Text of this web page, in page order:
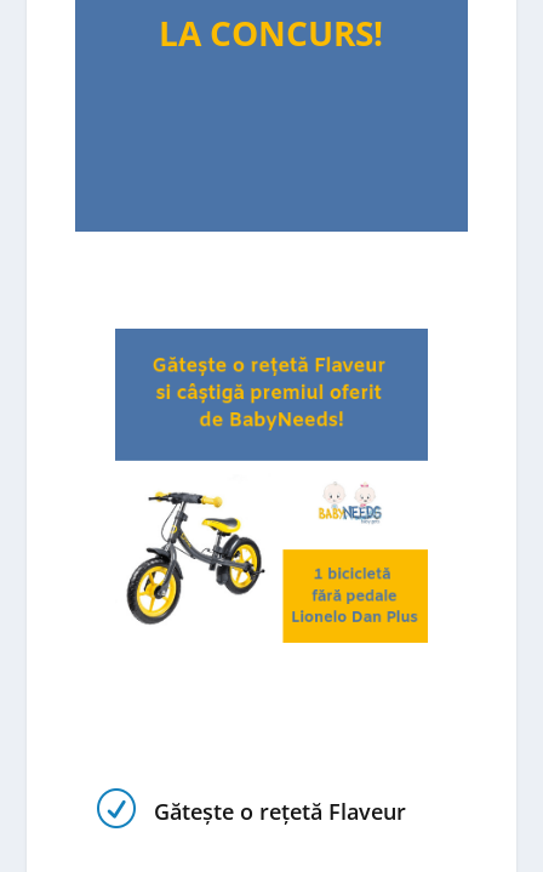
LA CONCURS!
R Gătește o rețetă Flaveur